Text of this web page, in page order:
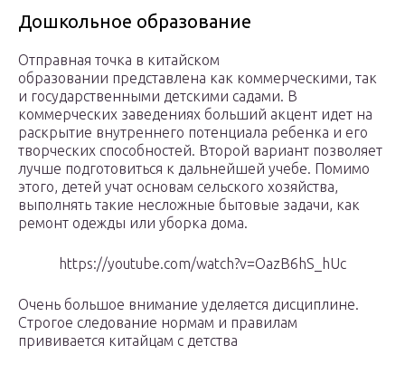
Дошкольное образование
Отправная точка в китайском
образовании представлена как коммерческими, так
и государственными детскими садами. В
коммерческих заведениях больший акцент идет на
раскрытие внутреннего потенциала ребенка и его
творческих способностей. Второй вариант позволяет
лучше подготовиться к дальнейшей учебе. Помимо
этого, детей учат основам сельского хозяйства,
выполнять такие несложные бытовые задачи, как
ремонт одежды или уборка дома.
https://youtube.com/watch?v=OazB6hS_hUc
Очень большое внимание уделяется дисциплине.
Строгое следование нормам и правилам
прививается китайцам с детства